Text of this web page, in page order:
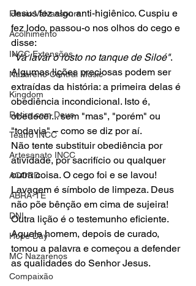
Flavio Valvassoura
Acolhimento
INCC Extensões
Nazareno Central Music
Kingdom
Retiro com Deus
Teatro INCC
Artesanato INCC
ACORD
ABRA-TE
DNI
Hope Day
MC Nazarenos
Compaixão
Jesus fez algo anti-higiênico. Cuspiu e
fez lodo, passou-o nos olhos do cego e
disse:
"Vá lavar o rosto no tanque de Siloé".
Algumas lições preciosas podem ser
extraídas da história: a primeira delas é
obediência incondicional. Isto é,
obedecer... sem "mas", "porém" ou
"todavia" – como se diz por aí.
Não tente substituir obediência por
atividade, por sacrifício ou qualquer
outra coisa. O cego foi e se lavou!
Lavagem é símbolo de limpeza. Deus
não põe bênção em cima de sujeira!
Outra lição é o testemunho eficiente.
Aquele homem, depois de curado,
tomou a palavra e começou a defender
as qualidades do Senhor Jesus.